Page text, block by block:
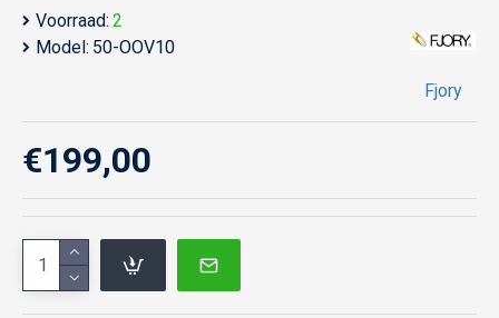
Voorraad: 2
Model: 50-OOV10
Fjory
€199,00